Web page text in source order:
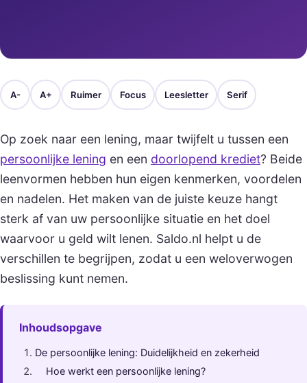
A- A+ Ruimer Focus Leesletter Serif
Op zoek naar een lening, maar twijfelt u tussen een
persoonlijke lening en een doorlopend krediet? Beide
leenvormen hebben hun eigen kenmerken, voordelen
en nadelen. Het maken van de juiste keuze hangt
sterk af van uw persoonlijke situatie en het doel
waarvoor u geld wilt lenen. Saldo.nl helpt u de
verschillen te begrijpen, zodat u een weloverwogen
beslissing kunt nemen.
Inhoudsopgave
De persoonlijke lening: Duidelijkheid en zekerheid
Hoe werkt een persoonlijke lening?